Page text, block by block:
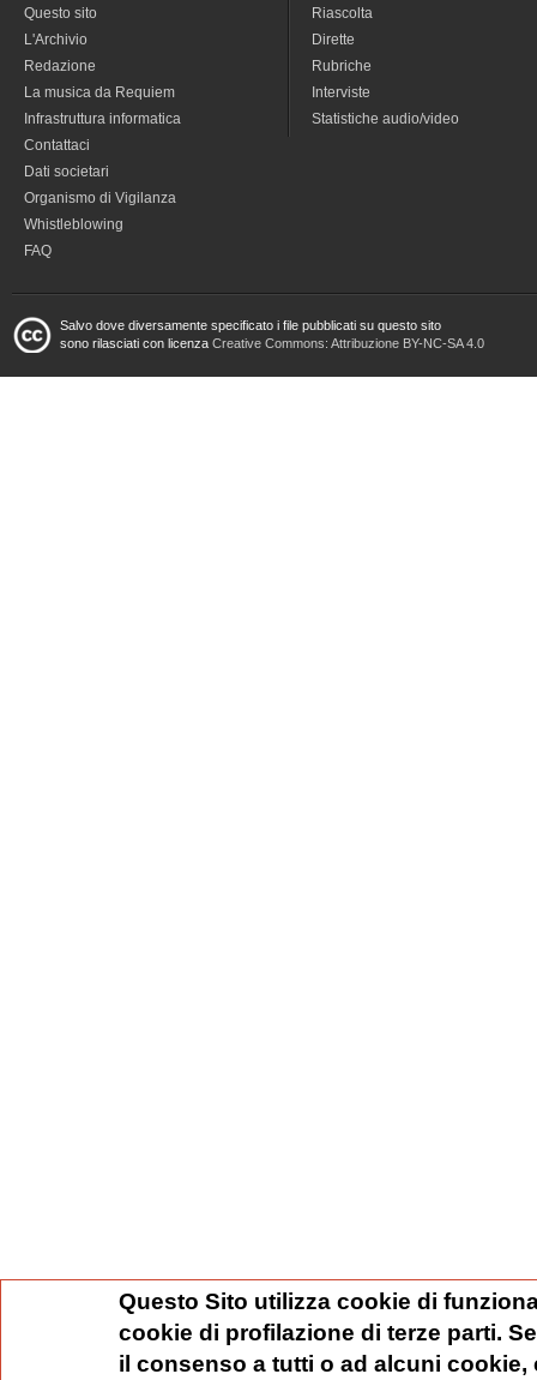
Questo sito
L'Archivio
Redazione
La musica da Requiem
Infrastruttura informatica
Contattaci
Dati societari
Organismo di Vigilanza
Whistleblowing
FAQ
Riascolta
Dirette
Rubriche
Interviste
Statistiche audio/video
Salvo dove diversamente specificato i file pubblicati su questo sito
sono rilasciati con licenza Creative Commons: Attribuzione BY-NC-SA 4.0
Questo Sito utilizza cookie di
cookie di profilazione di terze parti.
il consenso a tutti o ad alcuni